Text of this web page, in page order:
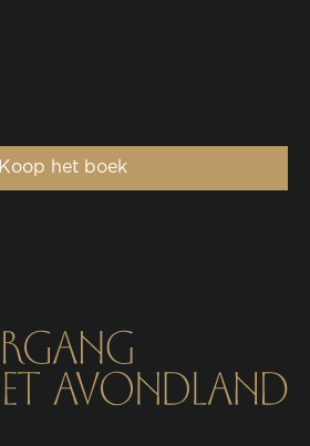
Koop het boek